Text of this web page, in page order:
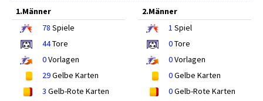
1.Männer
78 Spiele
44Tore
0Vorlagen
29Gelbe Karten
3 Gelb-Rote Karten
2.Männer
1 Spiel
0Tore
0Vorlagen
0Gelbe Karten
0Gelb-Rote Karten